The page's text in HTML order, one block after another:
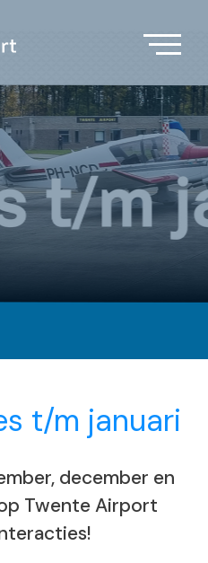
t/m januari
december en
Twente Airport